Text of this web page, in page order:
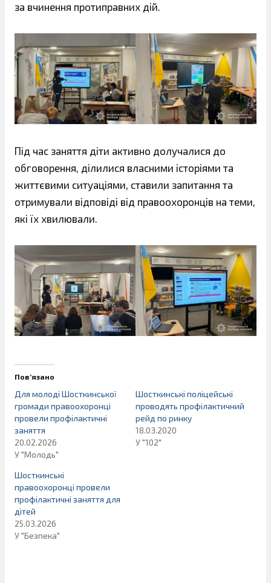
за вчинення протиправних дій.
Під час заняття діти активно долучалися до
обговорення, ділилися власними історіями та
життєвими ситуаціями, ставили запитання та
отримували відповіді від правоохоронців на теми,
які їх хвилювали.
Пов’язано
Для молоді Шосткинської
громади правоохоронці
провели профілактичні
заняття
20.02.2026
У "Молодь"
Шосткинські поліцейські
проводять профілактичний
рейд по ринку
18.03.2020
У "102"
Шосткинські
правоохоронці провели
профілактичні заняття для
дітей
25.03.2026
У "Безпека"